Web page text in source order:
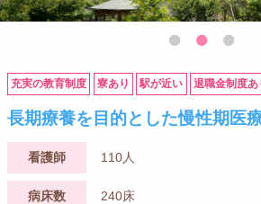
充実の教育制度 寮あり 駅が近い 退職金制度あ
長期療養を目的とした慢性期医
看護師 110人
病床数 240床